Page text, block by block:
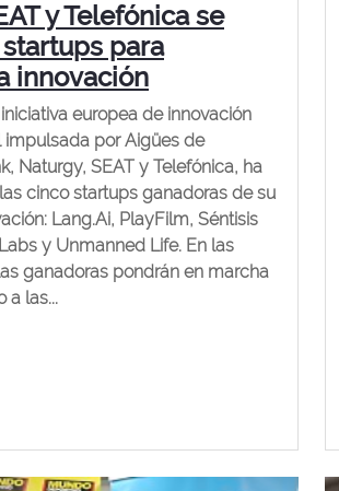
y Telefónica se
para
innovación
europea de innovación
por Aigües de
Naturgy, SEAT y Telefónica, ha
cinco startups ganadoras de su
Lang.Ai, PlayFilm, Séntisis
y Unmanned Life. En las
ganadoras pondrán en marcha
a las...